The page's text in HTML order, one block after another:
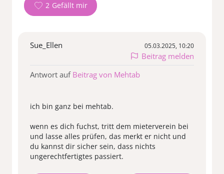
2
Sue_Ellen 05.03.2025, 10:20
Beitrag melden
Antwort auf Beitrag von Mehtab
ich bin ganz bei mehtab.
wenn es dich fuchst, tritt dem mieterverein bei
und lasse alles prüfen, das merkt er nicht und
du kannst dir sicher sein, dass nichts